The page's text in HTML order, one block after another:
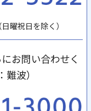
曜祝日を除く）
お問い合わせく
難波）